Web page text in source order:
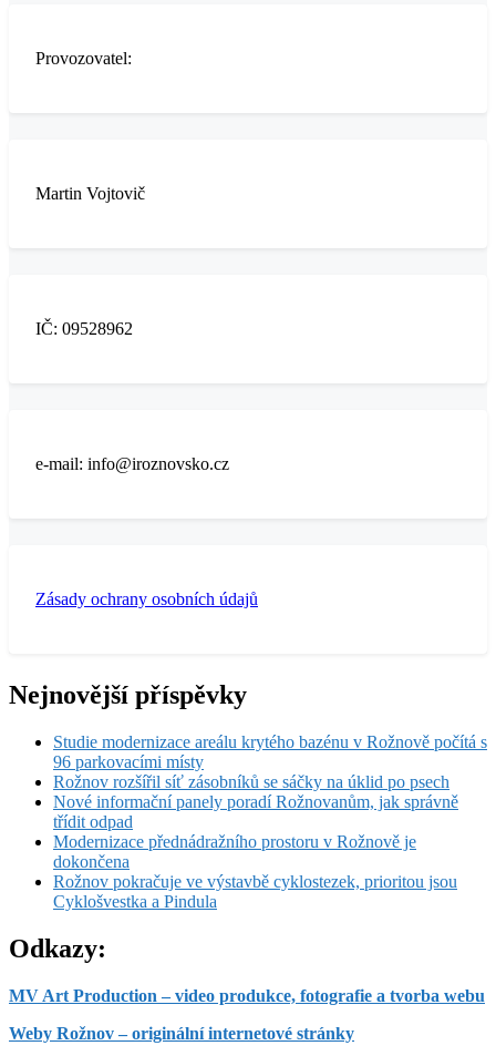
Provozovatel:
Martin Vojtovič
IČ: 09528962
e-mail: info@iroznovsko.cz
Zásady ochrany osobních údajů
Nejnovější příspěvky
Studie modernizace areálu krytého bazénu v Rožnově počítá s
96 parkovacími místy
Rožnov rozšířil síť zásobníků se sáčky na úklid po psech
Nové informační panely poradí Rožnovanům, jak správně
třídit odpad
Modernizace přednádražního prostoru v Rožnově je
dokončena
Rožnov pokračuje ve výstavbě cyklostezek, prioritou jsou
Cyklošvestka a Pindula
Odkazy:
MV Art Production – video produkce, fotografie a tvorba webu
Weby Rožnov – originální internetové stránky